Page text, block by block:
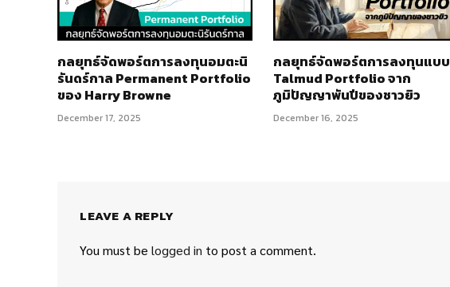
กลยุทธ์​จัดพอร์ตการลงทุนอมตะนิ
รันดร์กาล Permanent Portfolio
ของ Harry Browne
December 17, 2025
กลยุทธ์จัดพอร์ตการลงทุนแบบ
Talmud Portfolio จาก
ภูมิปัญญาพันปีของชาวยิว
December 16, 2025
LEAVE A REPLY
You must be logged in to post a comment.